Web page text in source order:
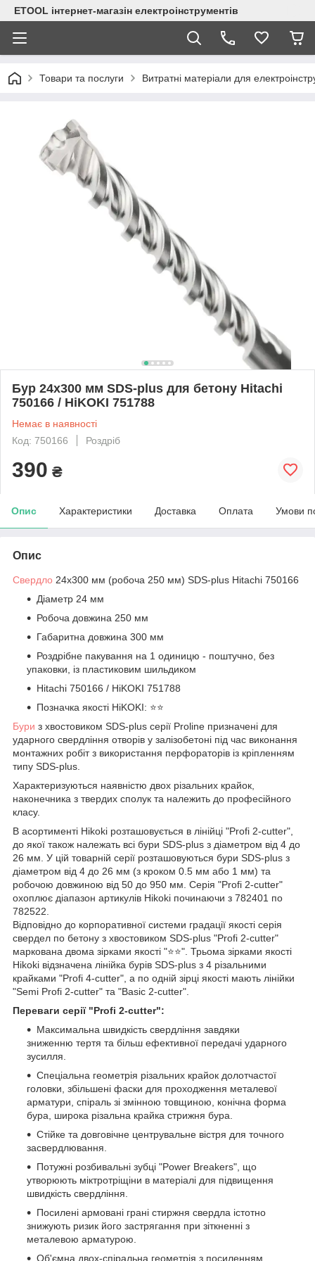
ETOOL інтернет-магазін електроінструментів
Товари та послуги Витратні матеріали для
Бур 24х300 мм SDS-plus для бетону Hitachi
750166 / HiKOKI 751788
Немає в наявності
Код: 750166
Роздріб
390 ₴
Опис Характеристики Доставка Оплата Умови
Опис
Свердло 24х300 мм (робоча 250 мм) SDS-plus Hitachi 750166
Діаметр 24 мм
Робоча довжина 250 мм
Габаритна довжина 300 мм
Роздрібне пакування на 1 одиницю - поштучно, без
упаковки, із пластиковим шильдиком
Hitachi 750166 / HiKOKI 751788
Позначка якості HiKOKI: ⭐️⭐️
Бури з хвостовиком SDS-plus серії Proline призначені для
ударного свердління отворів у залізобетоні під час виконання
монтажних робіт з використання перфораторів із кріпленням
типу SDS-plus.
Характеризуються наявністю двох різальних крайок,
наконечника з твердих сполук та належить до професійного
класу.
В асортименті Hikoki розташовується в лінійці "Profi 2-cutter",
до якої також належать всі бури SDS-plus з діаметром від 4 до
26 мм. У цій товарній серії розташовуються бури SDS-plus з
діаметром від 4 до 26 мм (з кроком 0.5 мм або 1 мм) та
робочою довжиною від 50 до 950 мм. Серія "Profi 2-cutter"
охоплює діапазон артикулів Hikoki починаючи з 782401 по
782522.
Відповідно до корпоративної системи градації якості серія
свердел по бетону з хвостовиком SDS-plus "Profi 2-cutter"
маркована двома зірками якості "⭐️⭐️". Трьома зірками якості
Hikoki відзначена лінійка бурів SDS-plus з 4 різальними
крайками "Profi 4-cutter", а по одній зірці якості мають лінійки
"Semi Profi 2-cutter" та "Basic 2-cutter".
Переваги серії "Profi 2-cutter":
Максимальна швидкість свердління завдяки
зниженню тертя та більш ефективної передачі ударного
зусилля.
Спеціальна геометрія різальних крайок долотчастої
головки, збільшені фаски для проходження металевої
арматури, спіраль зі змінною товщиною, конічна форма
бура, широка різальна крайка стрижня бура.
Стійке та довговічне центрувальне вістря для точного
засвердлювання.
Потужні розбивальні зубці "Power Breakers", що
утворюють міктротріщіни в матеріалі для підвищення
швидкість свердління.
Посилені армовані грані стиржня свердла істотно
знижують ризик його застрягання при зіткненні з
металевою арматурою.
Об'ємна двох-спіральна геометрія з посиленням